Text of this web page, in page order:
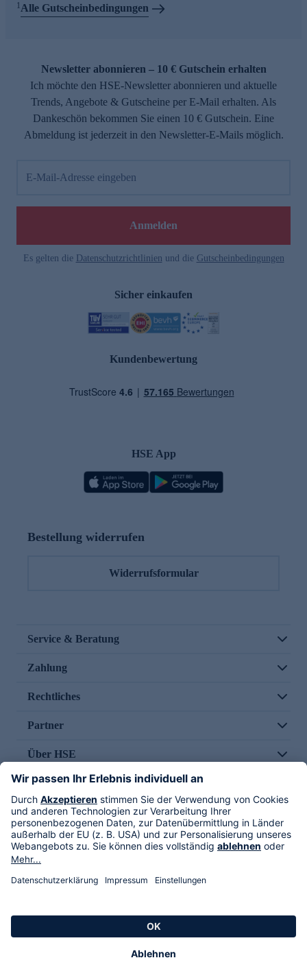
1Alle Gutscheinbedingungen
Newsletter abonnieren – 10 € Gutschein erhalten
Ich möchte den HSE-Newsletter abonnieren und aktuelle
Trends, Angebote & Gutscheine per E-Mail erhalten. Als
Dankeschön bekommen Sie einen 10 € Gutschein. Eine
Abmeldung ist jederzeit in den Newsletter-E-Mails möglich.
E-Mail-Adresse eingeben
Anmelden
Es gelten die Datenschutzrichtlinien und die Gutscheinbedingungen
Sicher einkaufen
Kundenbewertung
HSE App
Bestellung widerrufen
Widerrufsformular
Service & Beratung
Zahlung
Rechtliches
Partner
Über HSE
Im TV
HSE International